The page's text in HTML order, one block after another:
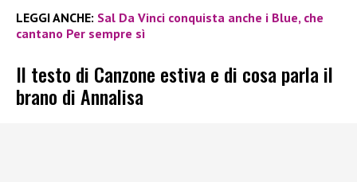
LEGGI ANCHE: Sal Da Vinci conquista anche i Blue, che
cantano Per sempre sì
Il testo di Canzone estiva e di cosa parla il
brano di Annalisa